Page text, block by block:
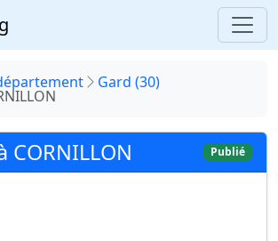
Gard (30)
CORNILLON Publié